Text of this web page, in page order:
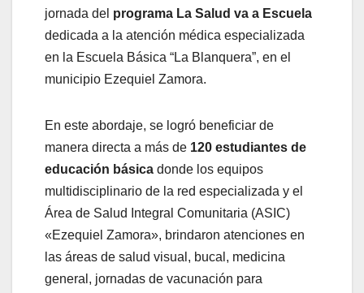
jornada del programa La Salud va a Escuela
dedicada a la atención médica especializada
en la Escuela Básica “La Blanquera”, en el
municipio Ezequiel Zamora.
En este abordaje, se logró beneficiar de
manera directa a más de 120 estudiantes de
educación básica donde los equipos
multidisciplinario de la red especializada y el
Área de Salud Integral Comunitaria (ASIC)
«Ezequiel Zamora», brindaron atenciones en
las áreas de salud visual, bucal, medicina
general, jornadas de vacunación para